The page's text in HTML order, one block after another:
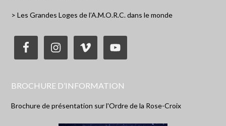
> Les Grandes Loges de l’A.M.O.R.C. dans le monde
BROCHURE D’INFORMATION
Brochure de présentation sur l'Ordre de la Rose-Croix